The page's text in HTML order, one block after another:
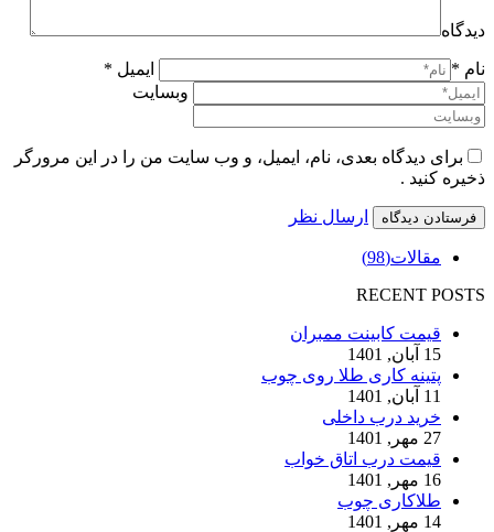
دیدگاه
نام *
ایمیل *
وبسایت
برای دیدگاه بعدی، نام، ایمیل، و وب سایت من را در این مرورگر
ذخیره کنید .
ارسال نظر
مقالات(98)
RECENT POSTS
قیمت کابینت ممبران
15 آبان, 1401
پتینه کاری طلا روی چوب
11 آبان, 1401
خرید درب داخلی
27 مهر, 1401
قیمت درب اتاق خواب
16 مهر, 1401
طلاکاری چوب
14 مهر, 1401